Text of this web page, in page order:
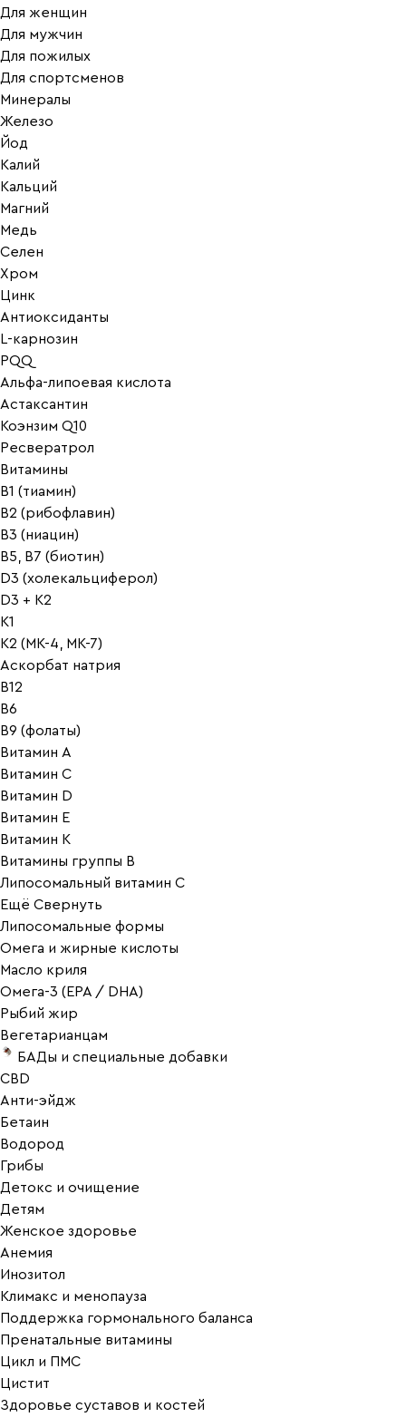
Для женщин
Для мужчин
Для пожилых
Для спортсменов
Минералы
Железо
Йод
Калий
Кальций
Магний
Медь
Селен
Хром
Цинк
Антиоксиданты
L-карнозин
PQQ
Альфа-липоевая кислота
Астаксантин
Коэнзим Q10
Ресвератрол
Витамины
B1 (тиамин)
B2 (рибофлавин)
B3 (ниацин)
B5, B7 (биотин)
D3 (холекальциферол)
D3 + K2
K1
K2 (MK-4, MK-7)
Аскорбат натрия
В12
В6
В9 (фолаты)
Витамин A
Витамин C
Витамин D
Витамин E
Витамин K
Витамины группы B
Липосомальный витамин C
Ещё Свернуть
Липосомальные формы
Омега и жирные кислоты
Масло криля
Омега-3 (EPA / DHA)
Рыбий жир
Вегетарианцам
БАДы и специальные добавки
CBD
Анти-эйдж
Бетаин
Водород
Грибы
Детокс и очищение
Детям
Женское здоровье
Анемия
Инозитол
Климакс и менопауза
Поддержка гормонального баланса
Пренатальные витамины
Цикл и ПМС
Цистит
Здоровье суставов и костей